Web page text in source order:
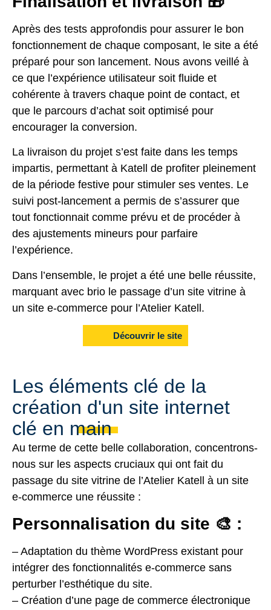
Après des tests approfondis pour assurer le bon
fonctionnement de chaque composant, le site a été
préparé pour son lancement. Nous avons veillé à
ce que l’expérience utilisateur soit fluide et
cohérente à travers chaque point de contact, et
que le parcours d’achat soit optimisé pour
encourager la conversion.
La livraison du projet s’est faite dans les temps
impartis, permettant à Katell de profiter pleinement
de la période festive pour stimuler ses ventes. Le
suivi post-lancement a permis de s’assurer que
tout fonctionnait comme prévu et de procéder à
des ajustements mineurs pour parfaire
l’expérience.
Dans l’ensemble, le projet a été une belle réussite,
marquant avec brio le passage d’un site vitrine à
un site e-commerce pour l’Atelier Katell.
Découvrir le site
Les éléments clé de la
création d'un site internet
clé en main
Au terme de cette belle collaboration, concentrons-
nous sur les aspects cruciaux qui ont fait du
passage du site vitrine de l’Atelier Katell à un site
e-commerce une réussite :
Personnalisation du site 🎨 :
– Adaptation du thème WordPress existant pour
intégrer des fonctionnalités e-commerce sans
perturber l’esthétique du site.
– Création d’une page de commerce électronique